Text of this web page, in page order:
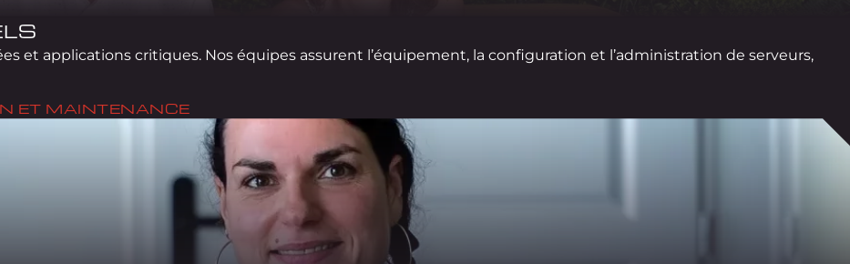
et applications critiques. Nos équipes assurent l’équipement, la configuration et l’administration de serveurs,
ET MAINTENANCE